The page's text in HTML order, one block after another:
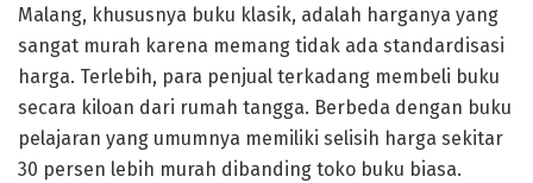
Malang, khususnya buku klasik, adalah harganya yang
sangat murah karena memang tidak ada standardisasi
harga. Terlebih, para penjual terkadang membeli buku
secara kiloan dari rumah tangga. Berbeda dengan buku
pelajaran yang umumnya memiliki selisih harga sekitar
30 persen lebih murah dibanding toko buku biasa.